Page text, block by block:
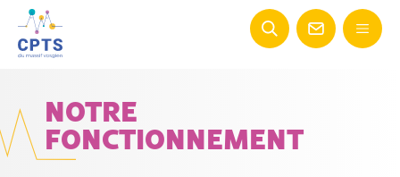
NOTRE
FONCTIONNEMENT